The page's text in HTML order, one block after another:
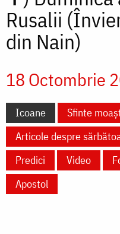
Rusalii
din Nain)
18 Octombrie
Icoane Sfinte
Articole despre
Predici
Video
Apostol